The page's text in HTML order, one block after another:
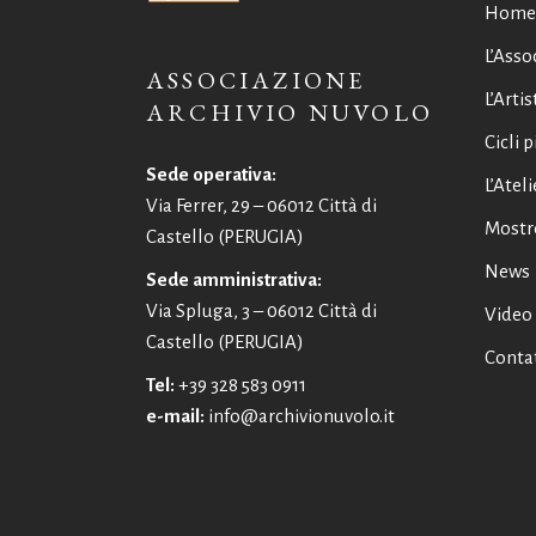
ASSOCIAZIONE
ARCHIVIO NUVOLO
Sede operativa:
Via Ferrer, 29 – 06012 Città di
Castello (PERUGIA)
Sede amministrativa:
Via Spluga, 3 – 06012 Città di
Castello (PERUGIA)
Tel: +39 328 583 0911
e-mail: info@archivionuvolo.it
Cicli
News
Video